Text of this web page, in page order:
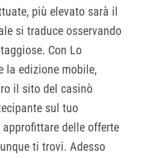
più elevato sarà il
si traduce osservando
Con Lo
la edizione mobile,
il sito del casinò
sul tuo
delle offerte
ti trovi. Adesso